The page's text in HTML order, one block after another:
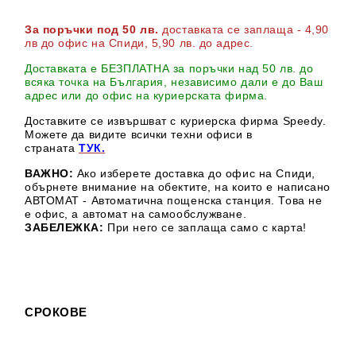
За поръчки под 50 лв. доставката се заплаща - 4,90
лв до офис на Спиди
, 5,90 лв. до адрес
Доставката е БЕЗПЛАТНА за поръчки над 50 лв. до
всяка точка на България, независимо дали е до Ваш
адрес или до офис на куриерската фирма.
Доставките се извършват с куриерска фирма Speedy.
Можете да видите всички техни офиси в
страната ТУК.
ВАЖНО: Ако изберете доставка до офис на Спиди,
обърнете внимание на обектите, на които е написано
АВТОМАТ - Автоматична пощенска станция. Това не
е офис, а автомат на самообслужване.
ЗАБЕЛЕЖКА: При него се заплаща само с карта!
СРОКОВЕ